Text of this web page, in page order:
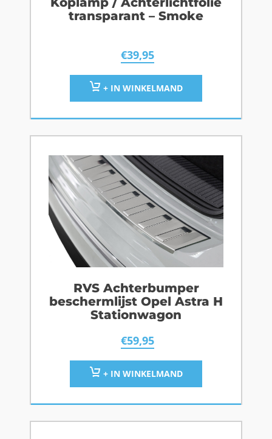
transparant – Smoke
€39,95
+ IN WINKELMAND
RVS Achterbumper
beschermlijst Opel Astra H
Stationwagon
€59,95
+ IN WINKELMAND